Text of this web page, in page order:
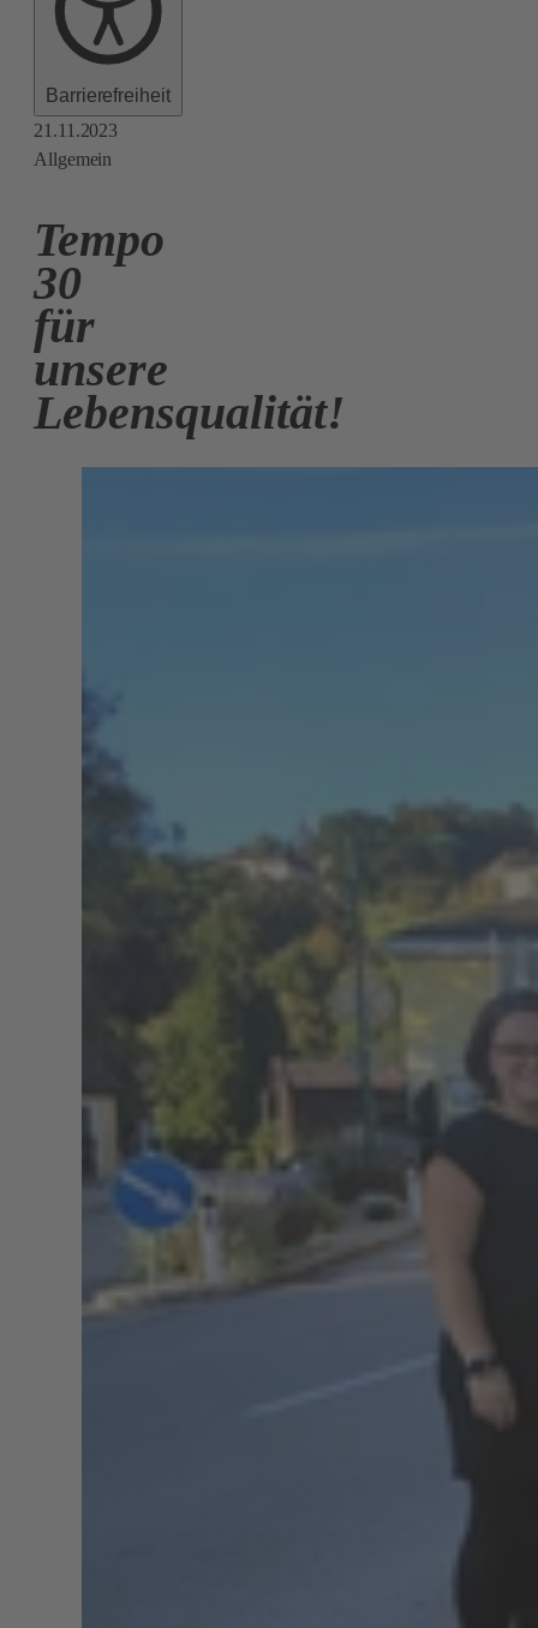
Barrierefreiheit
21.11.2023
Allgemein
Tempo
30
für
unsere
Lebensqualität!